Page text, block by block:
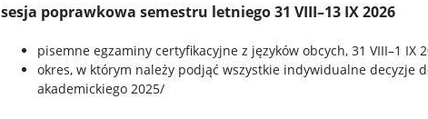
sesja poprawkowa semestru letniego 31 VIII–13 IX 2026
pisemne egzaminy certyfikacyjne z języków obcych, 31 VIII–1 IX
okres, w którym należy podjąć wszystkie indywidualne decyzje
akademickiego 2025/